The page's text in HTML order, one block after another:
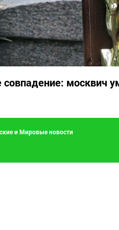
совпадение: москвич
и Мировые новости